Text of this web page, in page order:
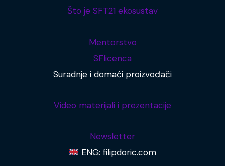
Što je SFT21 ekosustav
Mentorstvo
SFlicenca
Suradnje i domaći proizvođači
Video materijali i prezentacije
Newsletter
ENG: filipdoric.com